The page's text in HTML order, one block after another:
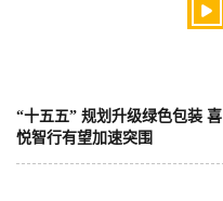

“十五五” 规划升级绿色包装 喜
悦智行有望加速突围